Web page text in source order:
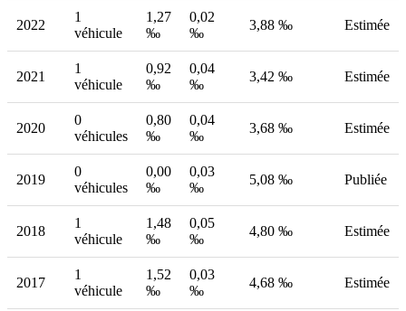
2022
1
véhicule
1,27
‰
0,02
‰
3,88 ‰ Estimée
2021
1
véhicule
0,92
‰
0,04
‰
3,42 ‰ Estimée
2020
0
véhicules
0,80
‰
0,04
‰
3,68 ‰ Estimée
2019
0
véhicules
0,00
‰
0,03
‰
5,08 ‰ Publiée
2018
1
véhicule
1,48
‰
0,05
‰
4,80 ‰ Estimée
2017
1
véhicule
1,52
‰
0,03
‰
4,68 ‰ Estimée